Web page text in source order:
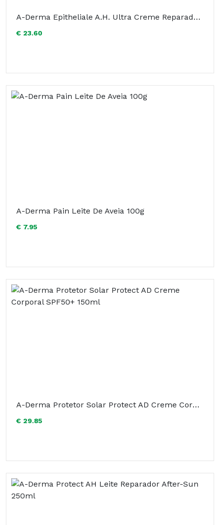
A-Derma Epitheliale A.H. Ultra Creme Reparador 40ml
€ 23.60
A-Derma Pain Leite De Aveia 100g
€ 7.95
A-Derma Protetor Solar Protect AD Creme Corporal SPF50+ 150ml
€ 29.85